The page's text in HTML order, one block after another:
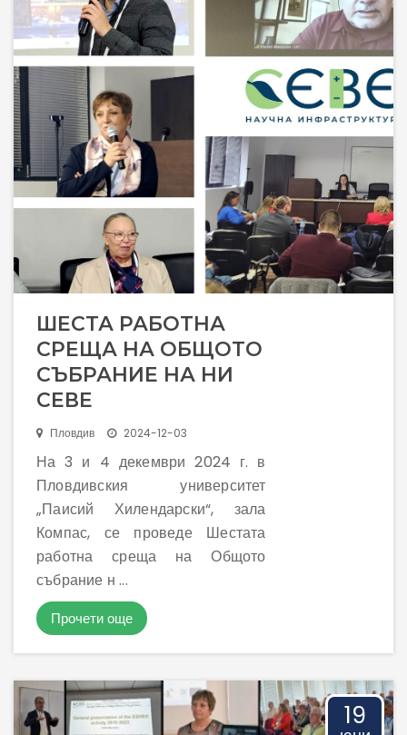
Статии
Доклади
ШЕСТА РАБОТНА
СРЕЩА НА ОБЩОТО
СЪБРАНИЕ НА НИ
СЕВЕ
Пловдив 2024-12-03
На 3 и 4 декември 2024 г. в
Пловдивския университет
„Паисий Хилендарски“, зала
Компас, се проведе Шестата
работна среща на Общото
събрание н ...
Прочети още
19